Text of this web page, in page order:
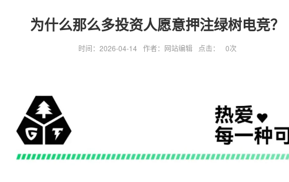
为什么那么多投资人愿意押注绿树电竞？
时间：2026-04-14 作者：网站编辑 点击： 0次